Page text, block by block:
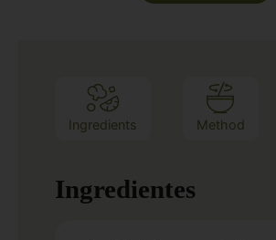
Ingredients Method
Ingredientes